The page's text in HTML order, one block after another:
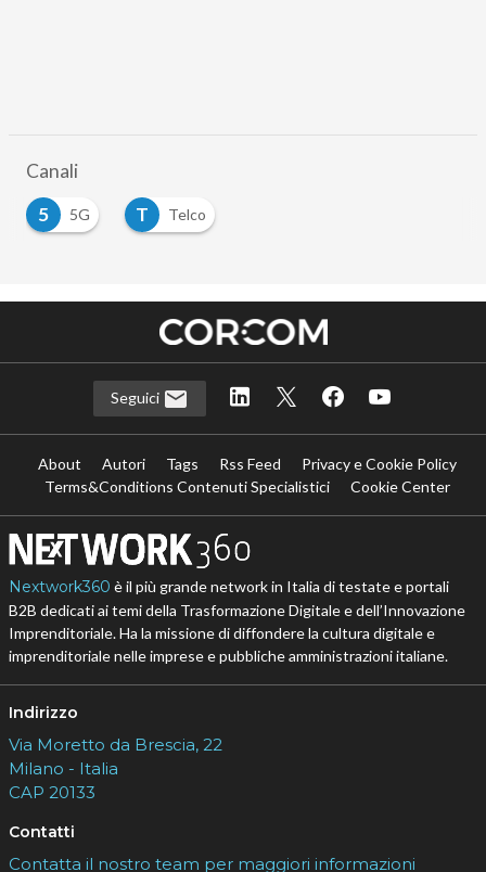
Canali
5
5G T Telco
Seguici
About Autori Tags Rss Feed
Privacy e Cookie Policy
Terms&Conditions Contenuti Specialistici
Cookie Center
Nextwork360 è il più grande network in Italia di testate e portali
B2B dedicati ai temi della Trasformazione Digitale e dell’Innovazione
Imprenditoriale. Ha la missione di diffondere la cultura digitale e
imprenditoriale nelle imprese e pubbliche amministrazioni italiane.
Indirizzo
Via Moretto da Brescia, 22
Milano - Italia
CAP 20133
Contatti
Contatta il nostro team per maggiori informazioni